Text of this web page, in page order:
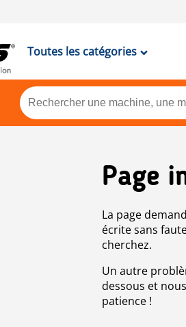
Toutes les catégories
Page
La page
écrite sans
cherchez.
Un autre
dessous et
patience !